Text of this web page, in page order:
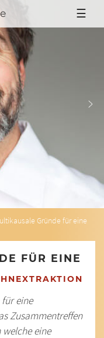
☰
Gründe für eine
FÜR EINE
eine
Zusammentreffen
eine